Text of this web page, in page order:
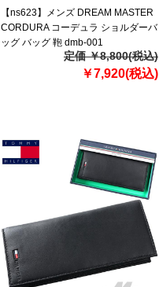
【ns623】メンズ DREAM MASTER
CORDURA コーデュラ ショルダーバ
ッグ バッグ 鞄 dmb-001
定価 ￥8,800(税込)
￥7,920(税込)